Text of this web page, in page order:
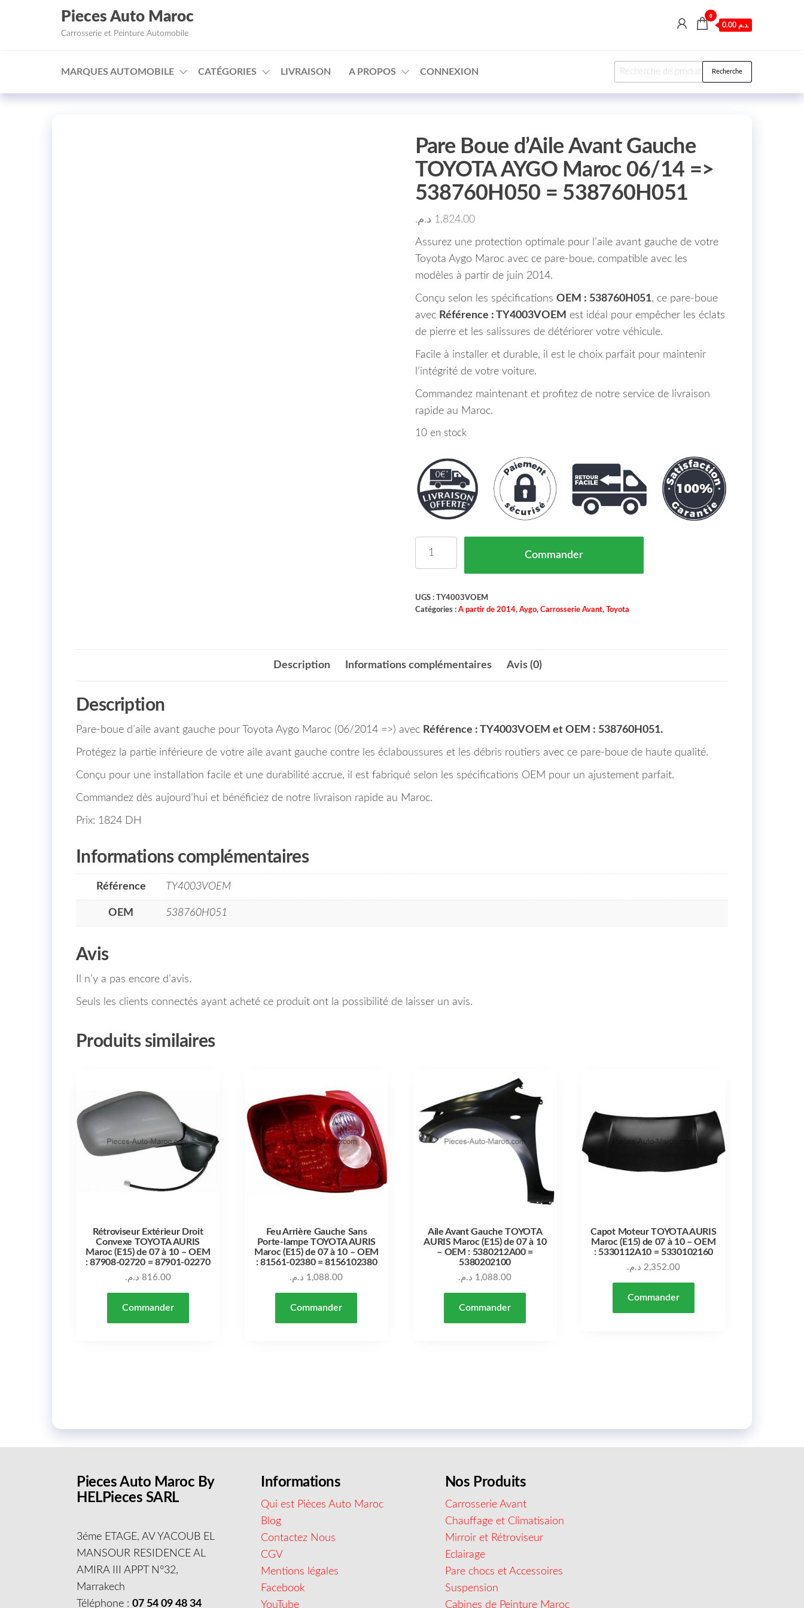
□
Aller au contenu
Pieces Auto Maroc
Carrosserie et Peinture Automobile
0
0.00 د.م.
MARQUES AUTOMOBILE CATÉGORIES LIVRAISON A PROPOS CONNEXION Recherche pour : Recherche
Pare Boue d’Aile Avant Gauche
TOYOTA AYGO Maroc 06/14 =>
538760H050 = 538760H051
1,824.00 د.م.
Assurez une protection optimale pour l’aile avant gauche de votre
Toyota Aygo Maroc avec ce pare-boue, compatible avec les
modèles à partir de juin 2014.
Conçu selon les spécifications OEM : 538760H051, ce pare-boue
avec Référence : TY4003VOEM est idéal pour empêcher les éclats
de pierre et les salissures de détériorer votre véhicule.
Facile à installer et durable, il est le choix parfait pour maintenir
l’intégrité de votre voiture.
Commandez maintenant et profitez de notre service de livraison
rapide au Maroc.
10 en stock
Commander
UGS : TY4003VOEM
Catégories : A partir de 2014, Aygo, Carrosserie Avant, Toyota
Description Informations complémentaires Avis (0)
Description
Pare-boue d’aile avant gauche pour Toyota Aygo Maroc (06/2014 =>) avec Référence : TY4003VOEM et OEM : 538760H051.
Protégez la partie inférieure de votre aile avant gauche contre les éclaboussures et les débris routiers avec ce pare-boue de haute qualité.
Conçu pour une installation facile et une durabilité accrue, il est fabriqué selon les spécifications OEM pour un ajustement parfait.
Commandez dès aujourd’hui et bénéficiez de notre livraison rapide au Maroc.
Prix: 1824 DH
Informations complémentaires
Référence TY4003VOEM
OEM 538760H051
Avis
Il n’y a pas encore d’avis.
Seuls les clients connectés ayant acheté ce produit ont la possibilité de laisser un avis.
Produits similaires
Rétroviseur Extérieur Droit
Convexe TOYOTA AURIS
Maroc (E15) de 07 à 10 – OEM
: 87908-02720 = 87901-02270
816.00 د.م.
Commander
Feu Arrière Gauche Sans
Porte-lampe TOYOTA AURIS
Maroc (E15) de 07 à 10 – OEM
: 81561-02380 = 8156102380
1,088.00 د.م.
Commander
Aile Avant Gauche TOYOTA
AURIS Maroc (E15) de 07 à 10
– OEM : 5380212A00 =
5380202100
1,088.00 د.م.
Commander
Capot Moteur TOYOTA AURIS
Maroc (E15) de 07 à 10 – OEM
: 5330112A10 = 5330102160
2,352.00 د.م.
Commander
Pieces Auto Maroc By
HELPieces SARL
3éme ETAGE, AV YACOUB EL
MANSOUR RESIDENCE AL
AMIRA III APPT N°32,
Marrakech
Téléphone :07 54 09 48 34
Informations
Qui est Pièces Auto Maroc
Blog
Contactez Nous
CGV
Mentions légales
Facebook
YouTube
Nos Produits
Carrosserie Avant
Chauffage et Climatisaion
Mirroir et Rétroviseur
Eclairage
Pare chocs et Accessoires
Suspension
Cabines de Peinture Maroc